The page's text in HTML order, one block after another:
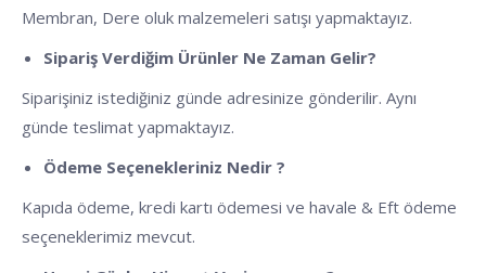
Membran, Dere oluk malzemeleri satışı yapmaktayız.
Sipariş Verdiğim Ürünler Ne Zaman Gelir?
Siparişiniz istediğiniz günde adresinize gönderilir. Aynı
günde teslimat yapmaktayız.
Ödeme Seçenekleriniz Nedir ?
Kapıda ödeme, kredi kartı ödemesi ve havale & Eft ödeme
seçeneklerimiz mevcut.